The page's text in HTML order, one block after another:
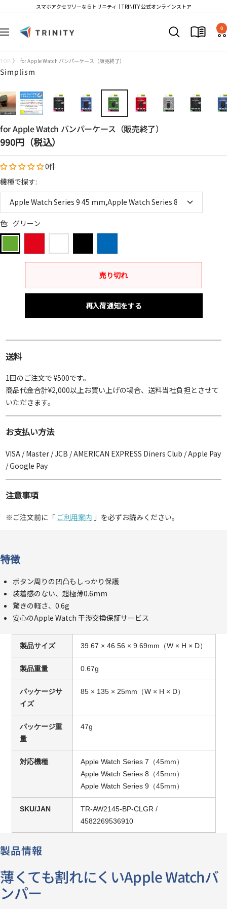
テ
ツ
へ
キ
ッ
プ
スマホアクセサリーならトリニティ│TRINITY 公式オンラインストア
ナ
ゲ
ー
ョ
ン
Trinity
0
TOP for Apple Watch バンパーケース（販売終了）
Simplism
for Apple Watch バンパーケース（販売終了）
セ
ー
ル
価
格
990円（税込）
0件
機種で探す:
Apple Watch Series 9 45 mm,Apple Watch Series 8 45
色: グリーン
リ
ッ
ド
ワ
イ
ラ
ッ
ル
ー
売り切れ
再入荷通知をする
送料
1回のご注文で ¥500です。
商品代金合計¥2,000以上お買い上げの場合、送料当社負担とさせて
いただきます。
お支払い方法
VISA / Master / JCB / AMERICAN EXPRESS Diners Club / Apple Pay
/ Google Pay
注意事項
※ご注文前に「 ご利用案内 」を必ずお読みください。
特徴
ボタン周りの凹凸もしっかり保護
装着感のない、超極薄0.6mm
驚きの軽さ、0.6g
安心のApple Watch 干渉交換保証サービス
製品サイズ 39.67 × 46.56 × 9.69mm（W × H × D）
製品重量 0.67g
パッケージサ
イズ
85 × 135 × 25mm（W × H × D）
パッケージ重
量
47g
対応機種
Apple Watch Series 7（45mm）
Apple Watch Series 8（45mm）
Apple Watch Series 9（45mm）
SKU/JAN
TR-AW2145-BP-CLGR /
4582269536910
製品情報
薄くても割れにくいApple Watchバ
ンパー